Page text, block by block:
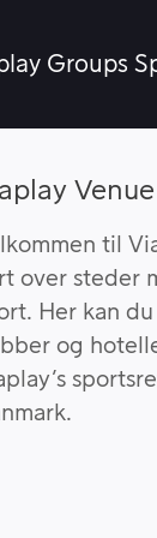
Groups
til
over steder
Her kan
og